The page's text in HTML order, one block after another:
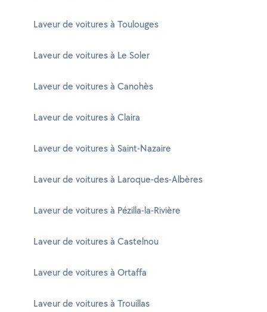
Laveur de voitures à Toulouges
Laveur de voitures à Le Soler
Laveur de voitures à Canohès
Laveur de voitures à Claira
Laveur de voitures à Saint-Nazaire
Laveur de voitures à Laroque-des-Albères
Laveur de voitures à Pézilla-la-Rivière
Laveur de voitures à Castelnou
Laveur de voitures à Ortaffa
Laveur de voitures à Trouillas